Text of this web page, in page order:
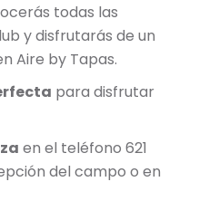
todas las
y disfrutarás de un
Aire by Tapas.
para disfrutar
en el teléfono 621
del campo o en